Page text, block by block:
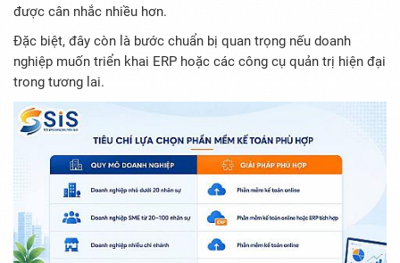
được cân nhắc nhiều hơn.
Đặc biệt, đây còn là bước chuẩn bị quan trọng nếu doanh
nghiệp muốn triển khai ERP hoặc các công cụ quản trị hiện đại
trong tương lai.